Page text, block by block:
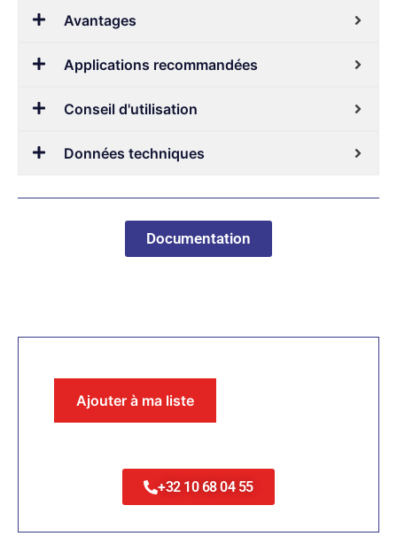
Avantages
Applications recommandées
Conseil d'utilisation
Données techniques
Documentation
Ajouter à ma liste
+32 10 68 04 55